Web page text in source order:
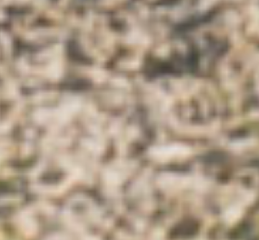
et Filmographies